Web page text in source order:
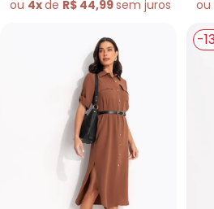
ou 4xde R$ 44,99sem juros ou
-